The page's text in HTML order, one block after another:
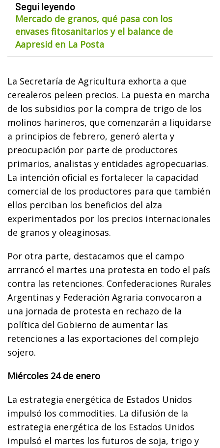
Seguí leyendo
Mercado de granos, qué pasa con los
envases fitosanitarios y el balance de
Aapresid en La Posta
La Secretaría de Agricultura exhorta a que
cerealeros peleen precios. La puesta en marcha
de los subsidios por la compra de trigo de los
molinos harineros, que comenzarán a liquidarse
a principios de febrero, generó alerta y
preocupación por parte de productores
primarios, analistas y entidades agropecuarias.
La intención oficial es fortalecer la capacidad
comercial de los productores para que también
ellos perciban los beneficios del alza
experimentados por los precios internacionales
de granos y oleaginosas.
Por otra parte, destacamos que el campo
arrrancó el martes una protesta en todo el país
contra las retenciones. Confederaciones Rurales
Argentinas y Federación Agraria convocaron a
una jornada de protesta en rechazo de la
política del Gobierno de aumentar las
retenciones a las exportaciones del complejo
sojero.
Miércoles 24 de enero
La estrategia energética de Estados Unidos
impulsó los commodities. La difusión de la
estrategia energética de los Estados Unidos
impulsó el martes los futuros de soja, trigo y